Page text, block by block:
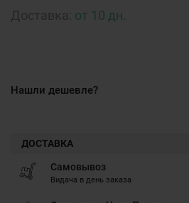
от 10 дн.
Нашли дешевле?
ДОСТАВКА
Самовывоз
Видача в день заказа